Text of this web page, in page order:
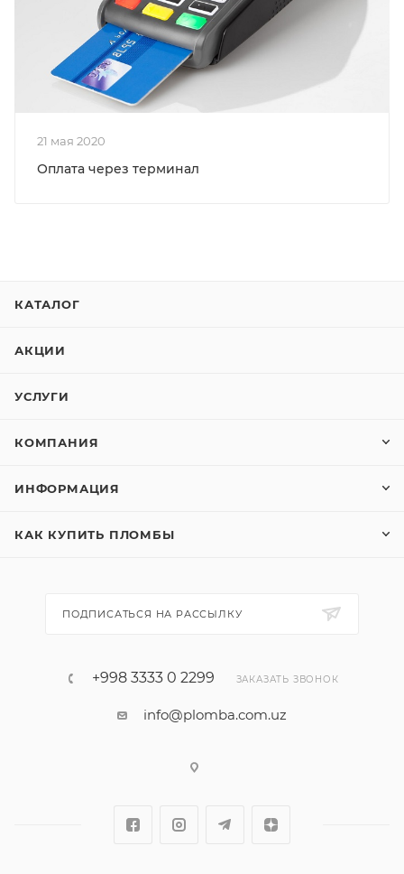
21 мая 2020
Оплата через терминал
КАТАЛОГ
АКЦИИ
УСЛУГИ
КОМПАНИЯ
ИНФОРМАЦИЯ
КАК КУПИТЬ ПЛОМБЫ
ПОДПИСАТЬСЯ НА РАССЫЛКУ
+998 3333 0 2299 ЗАКАЗАТЬ ЗВОНОК
info@plomba.com.uz